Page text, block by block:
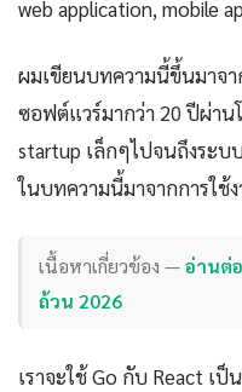
web application, mobile
ผมเขียนบทความนี้ขึ้นมาจ
ซอฟต์แวร์มากว่า 20 ปีผ่าน
startup เล็กๆไปจนถึงระ
ในบทความนี้มาจากการใช้
เนื้อหาเกี่ยวข้อง —อ่านต่
ถ้วน 2026
เราจะใช้ Go กับ React เ